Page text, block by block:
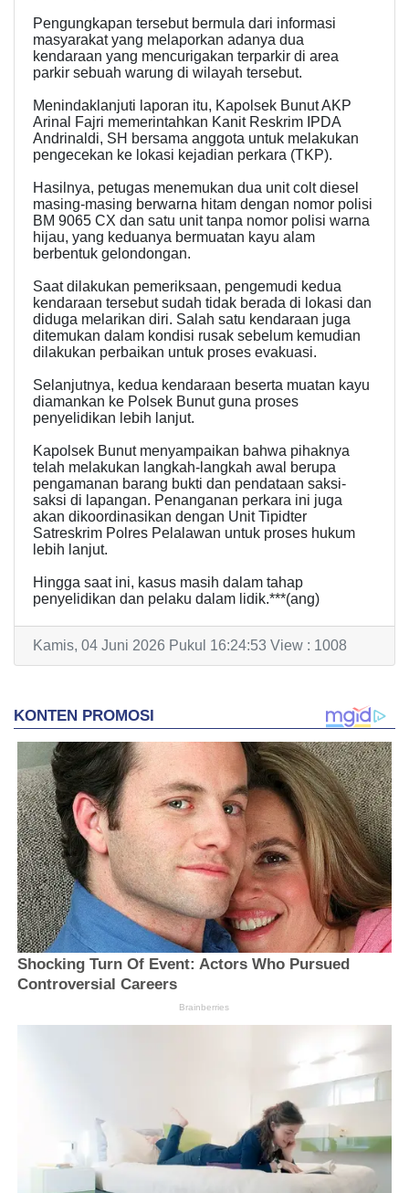
Pengungkapan tersebut bermula dari informasi
masyarakat yang melaporkan adanya dua
kendaraan yang mencurigakan terparkir di area
parkir sebuah warung di wilayah tersebut.
Menindaklanjuti laporan itu, Kapolsek Bunut AKP
Arinal Fajri memerintahkan Kanit Reskrim IPDA
Andrinaldi, SH bersama anggota untuk melakukan
pengecekan ke lokasi kejadian perkara (TKP).
Hasilnya, petugas menemukan dua unit colt diesel
masing-masing berwarna hitam dengan nomor polisi
BM 9065 CX dan satu unit tanpa nomor polisi warna
hijau, yang keduanya bermuatan kayu alam
berbentuk gelondongan.
Saat dilakukan pemeriksaan, pengemudi kedua
kendaraan tersebut sudah tidak berada di lokasi dan
diduga melarikan diri. Salah satu kendaraan juga
ditemukan dalam kondisi rusak sebelum kemudian
dilakukan perbaikan untuk proses evakuasi.
Selanjutnya, kedua kendaraan beserta muatan kayu
diamankan ke Polsek Bunut guna proses
penyelidikan lebih lanjut.
Kapolsek Bunut menyampaikan bahwa pihaknya
telah melakukan langkah-langkah awal berupa
pengamanan barang bukti dan pendataan saksi-
saksi di lapangan. Penanganan perkara ini juga
akan dikoordinasikan dengan Unit Tipidter
Satreskrim Polres Pelalawan untuk proses hukum
lebih lanjut.
Hingga saat ini, kasus masih dalam tahap
penyelidikan dan pelaku dalam lidik.***(ang)
Kamis, 04 Juni 2026 Pukul 16:24:53 View : 1008